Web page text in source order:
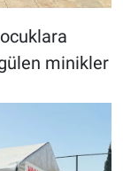
minikler